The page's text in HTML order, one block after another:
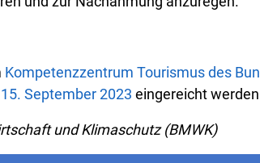
Kompetenzzentrum Tourismus des
September 2023 eingereicht
und Klimaschutz (BMWK)